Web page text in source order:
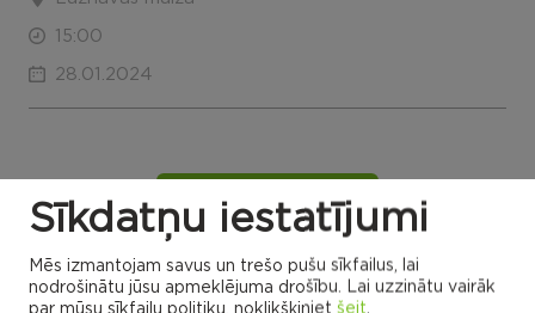
15:00
28.01.2024
VISI NOTIKUMI
Sīkdatņu iestatījumi
Mēs izmantojam savus un trešo pušu sīkfailus, lai
nodrošinātu jūsu apmeklējuma drošību. Lai uzzinātu vairāk
par mūsu sīkfailu politiku, noklikšķiniet šeit.